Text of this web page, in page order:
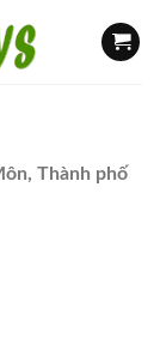
Thành phố